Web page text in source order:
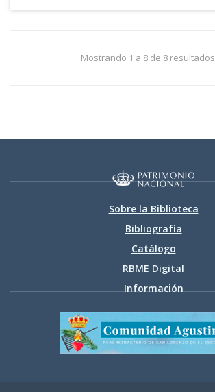
Mostrando 1 a 8 de 8 resultados
Sobre la Biblioteca
Bibliografía
Catálogo
RBME Digital
Información